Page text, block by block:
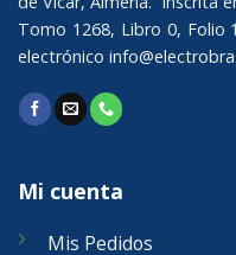
Tomo 1268, Libro 0, Folio
electrónico
Mi cuenta
Mis Pedidos